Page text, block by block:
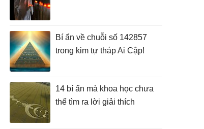
Bí ẩn về chuỗi số 142857
trong kim tự tháp Ai Cập!
14 bí ẩn mà khoa học chưa
thể tìm ra lời giải thích